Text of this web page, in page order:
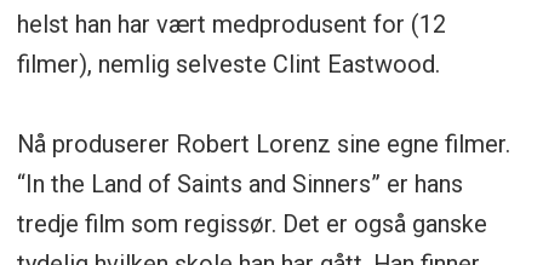
helst han har vært medprodusent for (12
filmer), nemlig selveste Clint Eastwood.
Nå produserer Robert Lorenz sine egne filmer.
“In the Land of Saints and Sinners” er hans
tredje film som regissør. Det er også ganske